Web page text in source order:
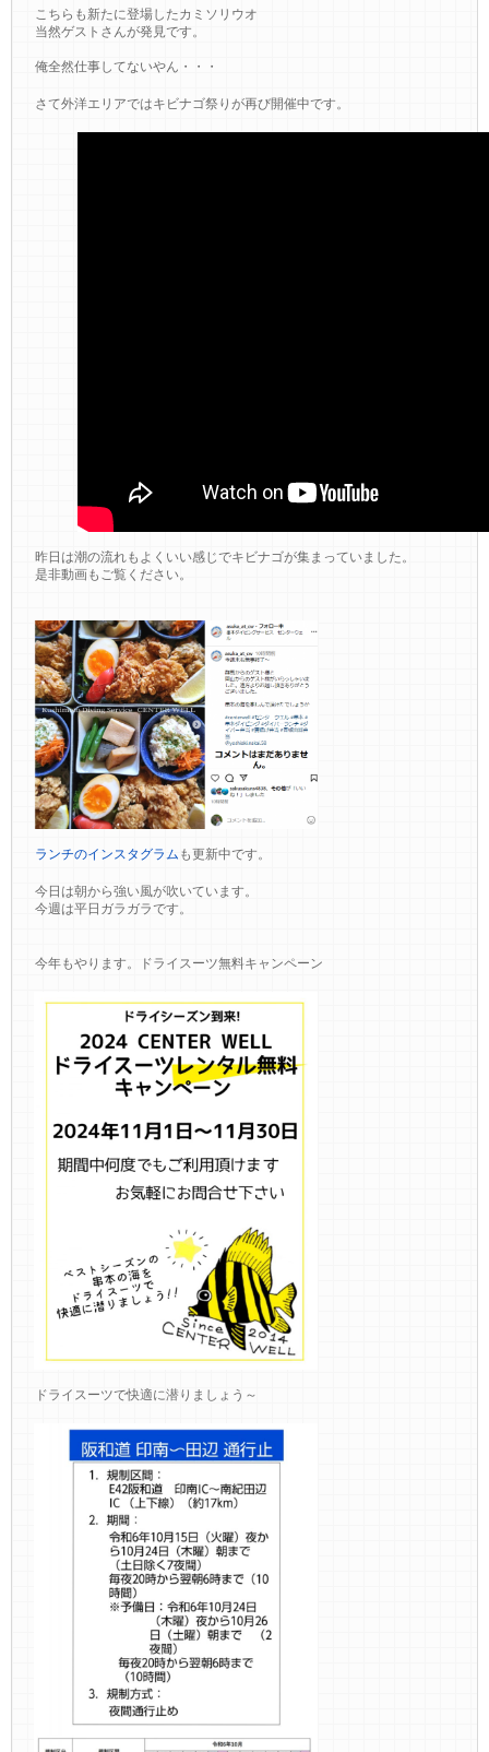
こちらも新たに登場したカミソリウオ
当然ゲストさんが発見です。
俺全然仕事してないやん・・・
さて外洋エリアではキビナゴ祭りが再び開催中です。
昨日は潮の流れもよくいい感じでキビナゴが集まっていました。
是非動画もご覧ください。
ランチのインスタグラム も更新中です。
今日は朝から強い風が吹いています。
今週は平日ガラガラです。
今年もやります。ドライスーツ無料キャンペーン
ドライスーツで快適に潜りましょう～